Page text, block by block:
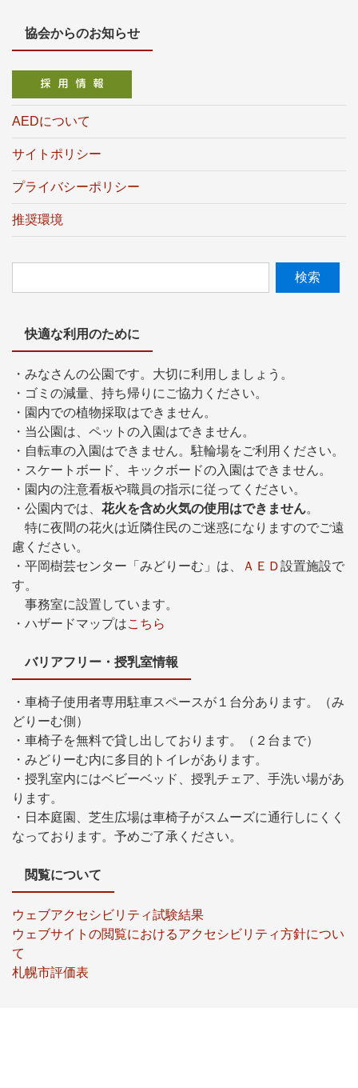
協会からのお知らせ
AEDについて
サイトポリシー
プライバシーポリシー
推奨環境
快適な利用のために
・みなさんの公園です。大切に利用しましょう。
・ゴミの減量、持ち帰りにご協力ください。
・園内での植物採取はできません。
・当公園は、ペットの入園はできません。
・自転車の入園はできません。駐輪場をご利用ください。
・スケートボード、キックボードの入園はできません。
・園内の注意看板や職員の指示に従ってください。
・公園内では、 花火を含め火気の使用はできません。
特に夜間の花火は近隣住民のご迷惑になりますのでご遠
慮ください。
・平岡樹芸センター「みどりーむ」は、
ＡＥＤ設置施設で
す。
事務室に設置しています。
・ハザードマップはこちら
バリアフリー・授乳室情報
・車椅子使用者専用駐車スペースが１台分あります。（み
どりーむ側）
・車椅子を無料で貸し出しております。（２台まで）
・みどりーむ内に多目的トイレがあります。
・授乳室内にはベビーベッド、授乳チェア、手洗い場があ
ります。
・日本庭園、芝生広場は車椅子がスムーズに通行しにくく
なっております。予めご了承ください。
閲覧について
ウェブアクセシビリティ試験結果
ウェブサイトの閲覧におけるアクセシビリティ方針につい
て
札幌市評価表